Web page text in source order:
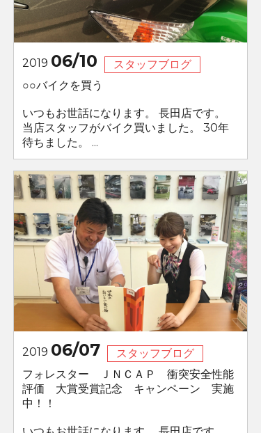
2019 06/10
スタッフブログ
○○バイクを買う
いつもお世話になります。 長田店です。
当店スタッフがバイク買いました。 30年
待ちました。 ...
2019 06/07
スタッフブログ
フォレスター ＪＮＣＡＰ 衝突安全性能
評価 大賞受賞記念 キャンペーン 実施
中！！